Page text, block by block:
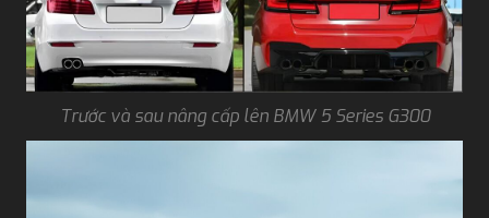
Trước và sau nâng cấp lên BMW 5 Series G300